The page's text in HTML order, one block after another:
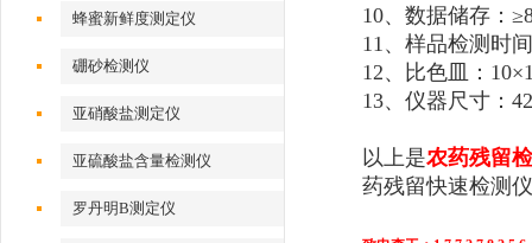
蜂蜜新鲜度测定仪
硼砂检测仪
亚硝酸盐测定仪
亚硫酸盐含量检测仪
罗丹明B测定仪
10、数据储存：
11、样品检测时
12、比色皿：
13、仪器尺寸：
以上是农药残留
药残留快速检测